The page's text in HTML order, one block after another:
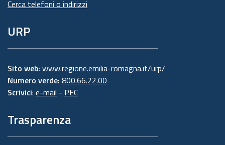
Cerca telefoni o indirizzi
URP
Sito web: www.regione.emilia-romagna.it/urp/
Numero verde: 800.66.22.00
Scrivici: e-mail - PEC
Trasparenza